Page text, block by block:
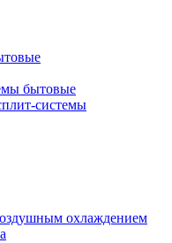
бытовые
системы
охлаждением